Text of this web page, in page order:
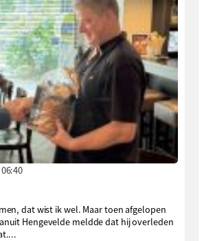
dat wist ik wel. Maar toen afgelopen
Hengevelde meldde dat hij overleden